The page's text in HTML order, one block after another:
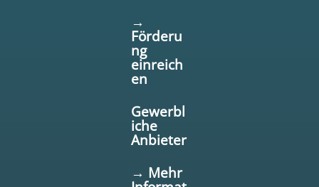
→
Förderu
ng
einreich
en
Gewerbl
iche
Anbieter
→ Mehr